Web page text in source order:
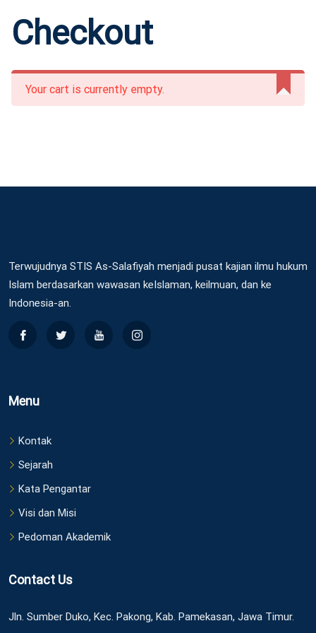
Checkout
Your cart is currently empty.
Terwujudnya STIS As-Salafiyah menjadi pusat kajian ilmu hukum
Islam berdasarkan wawasan keIslaman, keilmuan, dan ke
Indonesia-an.
Menu
Kontak
Sejarah
Kata Pengantar
Visi dan Misi
Pedoman Akademik
Contact Us
Jln. Sumber Duko, Kec. Pakong, Kab. Pamekasan, Jawa Timur.